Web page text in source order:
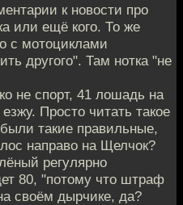
к новости про
или ещё кого. То же
с мотоциклами
другого". Там нотка "не
не спорт, 41 лошадь на
Просто читать такое
такие правильные,
направо на Щелчок?
регулярно
80, "потому что штраф
своём дырчике, да?